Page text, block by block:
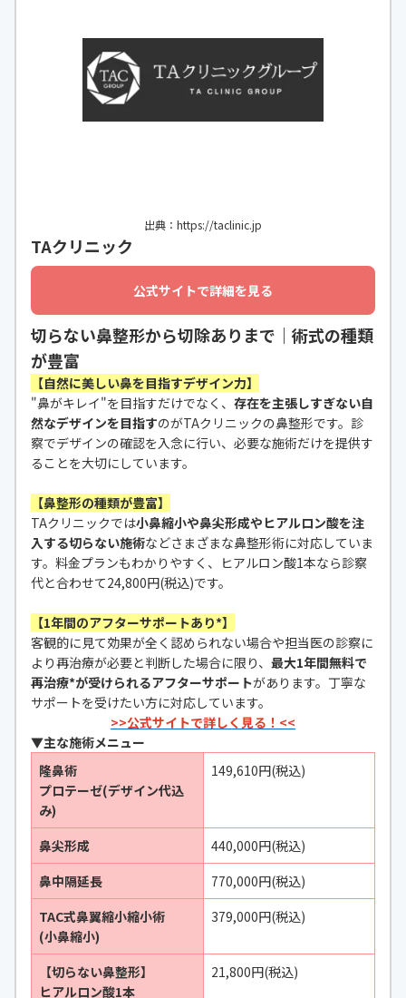
出典：https://taclinic.jp
TAクリニック
公式サイトで詳細を見る
切らない鼻整形から切除ありまで｜術式の種類
が豊富
【自然に美しい鼻を目指すデザイン力】
"鼻がキレイ"を目指すだけでなく、 存在を主張しすぎない自
然なデザインを目指すのがTAクリニックの鼻整形です。診
察でデザインの確認を入念に行い、必要な施術だけを提供す
ることを大切にしています。
【鼻整形の種類が豊富】
TAクリニックでは小鼻縮小や鼻尖形成やヒアルロン酸を注
入する切らない施術などさまざまな鼻整形術に対応していま
す。料金プランもわかりやすく、ヒアルロン酸1本なら診察
代と合わせて24,800円(税込)です。
【1年間のアフターサポートあり*】
客観的に見て効果が全く認められない場合や担当医の診察に
より再治療が必要と判断した場合に限り、 最大1年間無料で
再治療*が受けられるアフターサポートがあります。丁寧な
サポートを受けたい方に対応しています。
>>公式サイトで詳しく見る！<<
▼主な施術メニュー
隆鼻術
プロテーゼ(デザイン代込
み)
149,610円(税込)
鼻尖形成
440,000円(税込)
鼻中隔延長
770,000円(税込)
TAC式鼻翼縮小縮小術
(小鼻縮小)
379,000円(税込)
【切らない鼻整形】
ヒアルロン酸1本
21,800円(税込)